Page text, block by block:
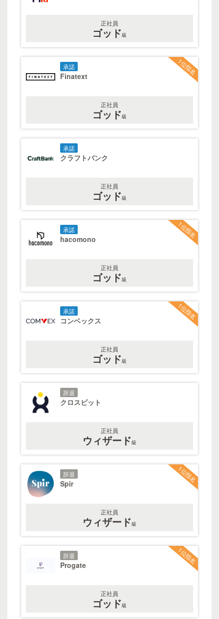
正社員
ゴッド級
1位指名
承諾
Finatext
正社員
ゴッド級
承諾
クラフトバンク
正社員
ゴッド級
1位指名
承諾
hacomono
正社員
ゴッド級
1位指名
承諾
コンベックス
正社員
ゴッド級
辞退
クロスビット
正社員
ウィザード級
1位指名
辞退
Spir
正社員
ウィザード級
1位指名
辞退
Progate
正社員
ゴッド級